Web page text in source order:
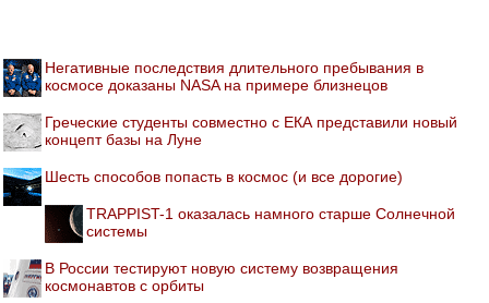
Негативные последствия длительного пребывания в
космосе доказаны NASA на примере близнецов
Греческие студенты совместно с ЕКА представили новый
концепт базы на Луне
Шесть способов попасть в космос (и все дорогие)
TRAPPIST-1 оказалась намного старше Солнечной
системы
В России тестируют новую систему возвращения
космонавтов с орбиты